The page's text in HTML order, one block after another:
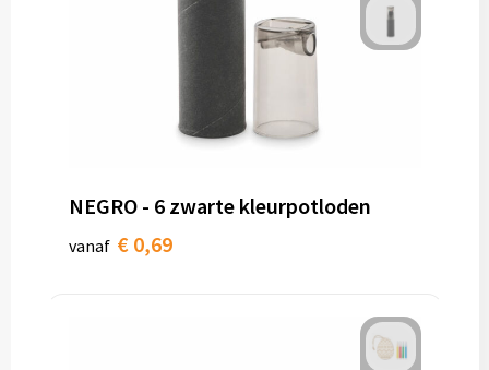
NEGRO - 6 zwarte kleurpotloden
vanaf € 0,69